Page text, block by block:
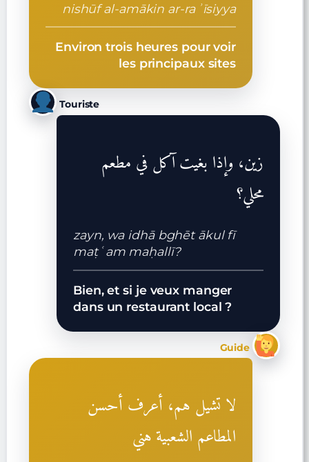
nishūf al-amākin ar-raʾīsiyya
Environ trois heures pour voir
les principaux sites
Touriste
زين، وإذا بغيت آكل في مطعم
محلي؟
zayn, wa idhā bghēt ākul fī
maṭʿam maḥallī?
Bien, et si je veux manger
dans un restaurant local ?
Guide
لا تشيل هم، أعرف أحسن
المطاعم الشعبية هني